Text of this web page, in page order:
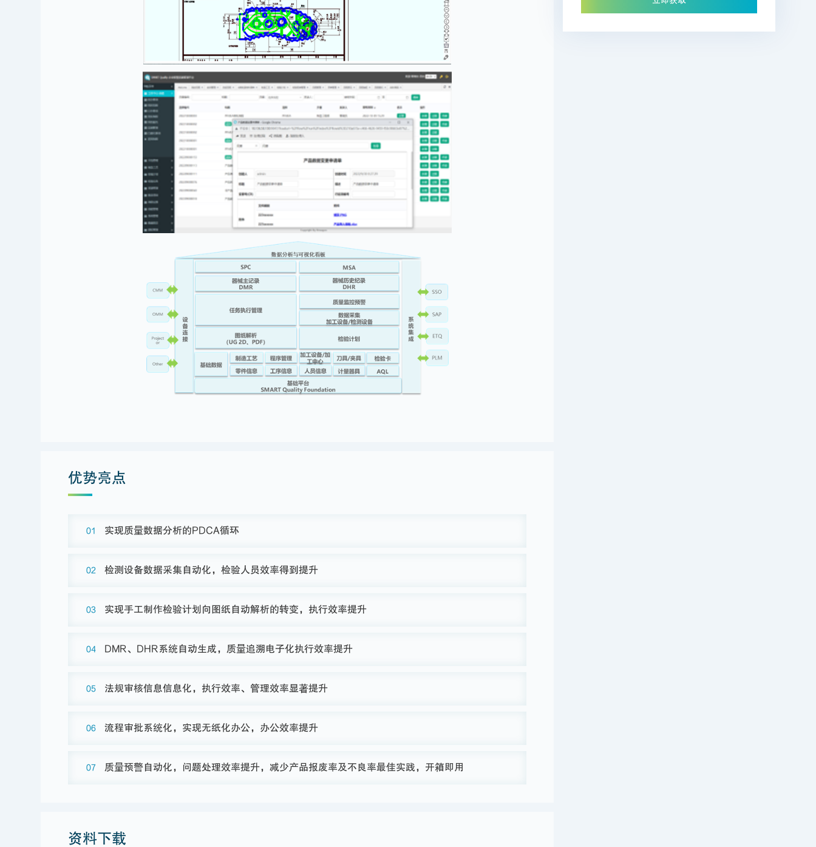
优势亮点
01 实现质量数据分析的PDCA循环
02检测设备数据采集自动化，检验人员效率得到提升
03 实现手工制作检验计划向图纸自动解析的转变，执行效率提升
04 DMR、DHR系统自动生成，质量追溯电子化执行效率提升
05 法规审核信息信息化，执行效率、管理效率显著提升
06流程审批系统化，实现无纸化办公，办公效率提升
07 质量预警自动化，问题处理效率提升，减少产品报废率及不良率最佳实践，开箱即用
资料下载